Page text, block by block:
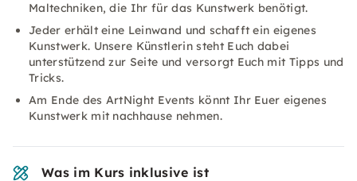
Maltechniken, die Ihr für das Kunstwerk benötigt.
Jeder erhält eine Leinwand und schafft ein eigenes
Kunstwerk. Unsere Künstlerin steht Euch dabei
unterstützend zur Seite und versorgt Euch mit Tipps und
Tricks.
Am Ende des ArtNight Events könnt Ihr Euer eigenes
Kunstwerk mit nachhause nehmen.
Was im Kurs inklusive ist